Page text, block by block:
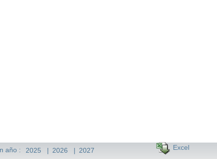
año : 2025 | 2026 | 2027 Excel